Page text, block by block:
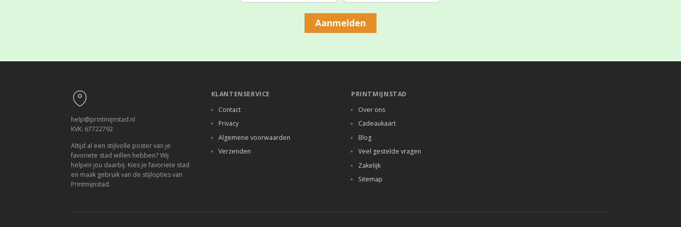
Aanmelden
help@printmijnstad.nl
KVK: 67722792
Altijd al een stijlvolle poster van je
favoriete stad willen hebben? Wij
helpen jou daarbij. Kies je favoriete stad
en maak gebruik van de stijlopties van
Printmijnstad.
KLANTENSERVICE
Contact
Privacy
Algemene voorwaarden
Verzenden
PRINTMIJNSTAD
Over ons
Cadeaukaart
Blog
Veel gestelde vragen
Zakelijk
Sitemap